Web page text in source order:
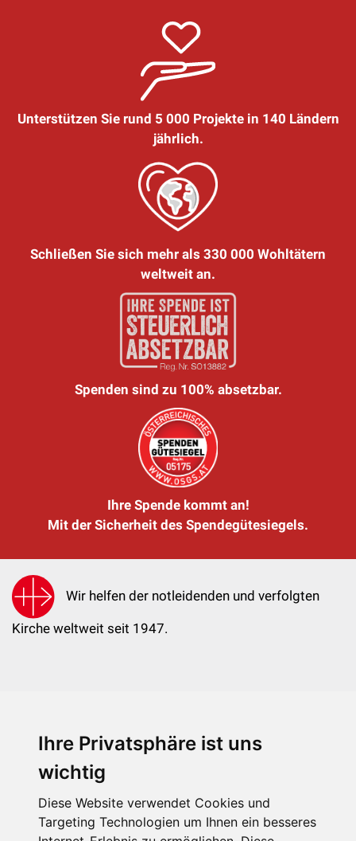
Ihre Privatsphäre ist uns
wichtig
Diese Website verwendet Cookies und
Targeting Technologien um Ihnen ein besseres
Unterstützen Sie rund 5 000 Projekte in 140 Ländern
jährlich.
Schließen Sie sich mehr als 330 000 Wohltätern
weltweit an.
Spenden sind zu 100% absetzbar.
Ihre Spende kommt an!
Mit der Sicherheit des Spendegütesiegels.
Wir helfen der notleidenden und verfolgten
Kirche weltweit seit 1947.
KIRCHE IN NOT - Österreich
kin@kircheinnot.at